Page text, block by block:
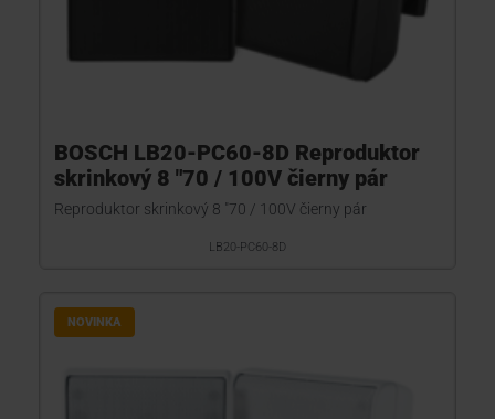
BOSCH LB20-PC60-8D Reproduktor
skrinkový 8 "70 / 100V čierny pár
Reproduktor skrinkový 8 "70 / 100V čierny pár
LB20-PC60-8D
NOVINKA